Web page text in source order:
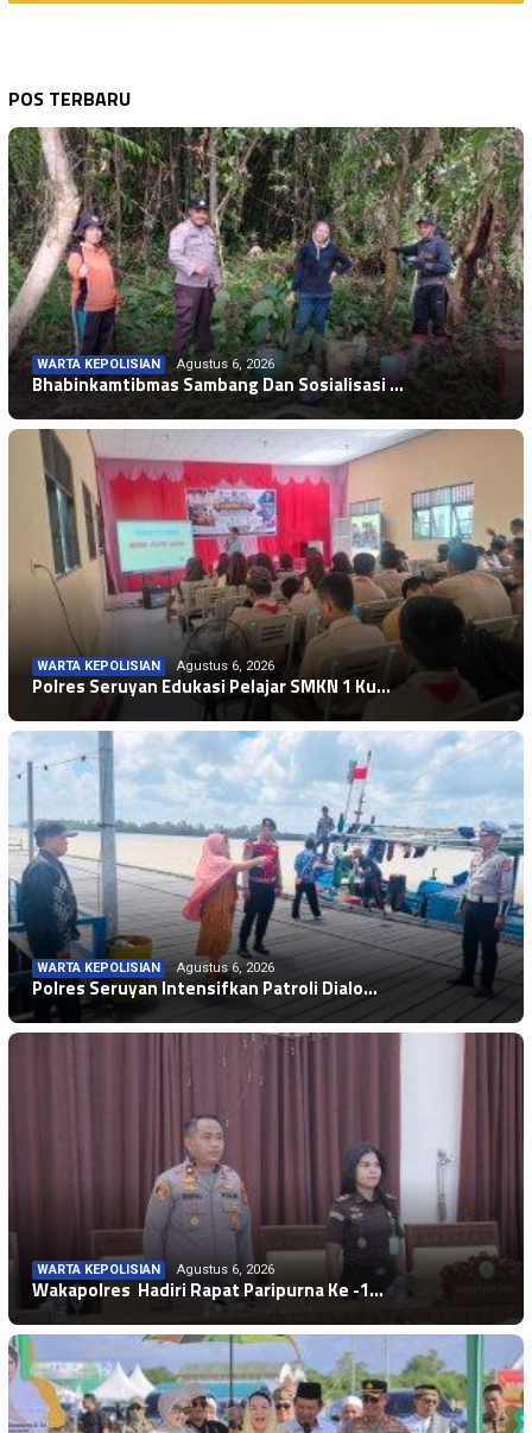
POS TERBARU
WARTA KEPOLISIAN Agustus 6, 2026
Bhabinkamtibmas Sambang Dan Sosialisasi …
WARTA KEPOLISIAN Agustus 6, 2026
Polres Seruyan Edukasi Pelajar SMKN 1 Ku…
WARTA KEPOLISIAN Agustus 6, 2026
Polres Seruyan Intensifkan Patroli Dialo…
WARTA KEPOLISIAN Agustus 6, 2026
Wakapolres Hadiri Rapat Paripurna Ke -1…